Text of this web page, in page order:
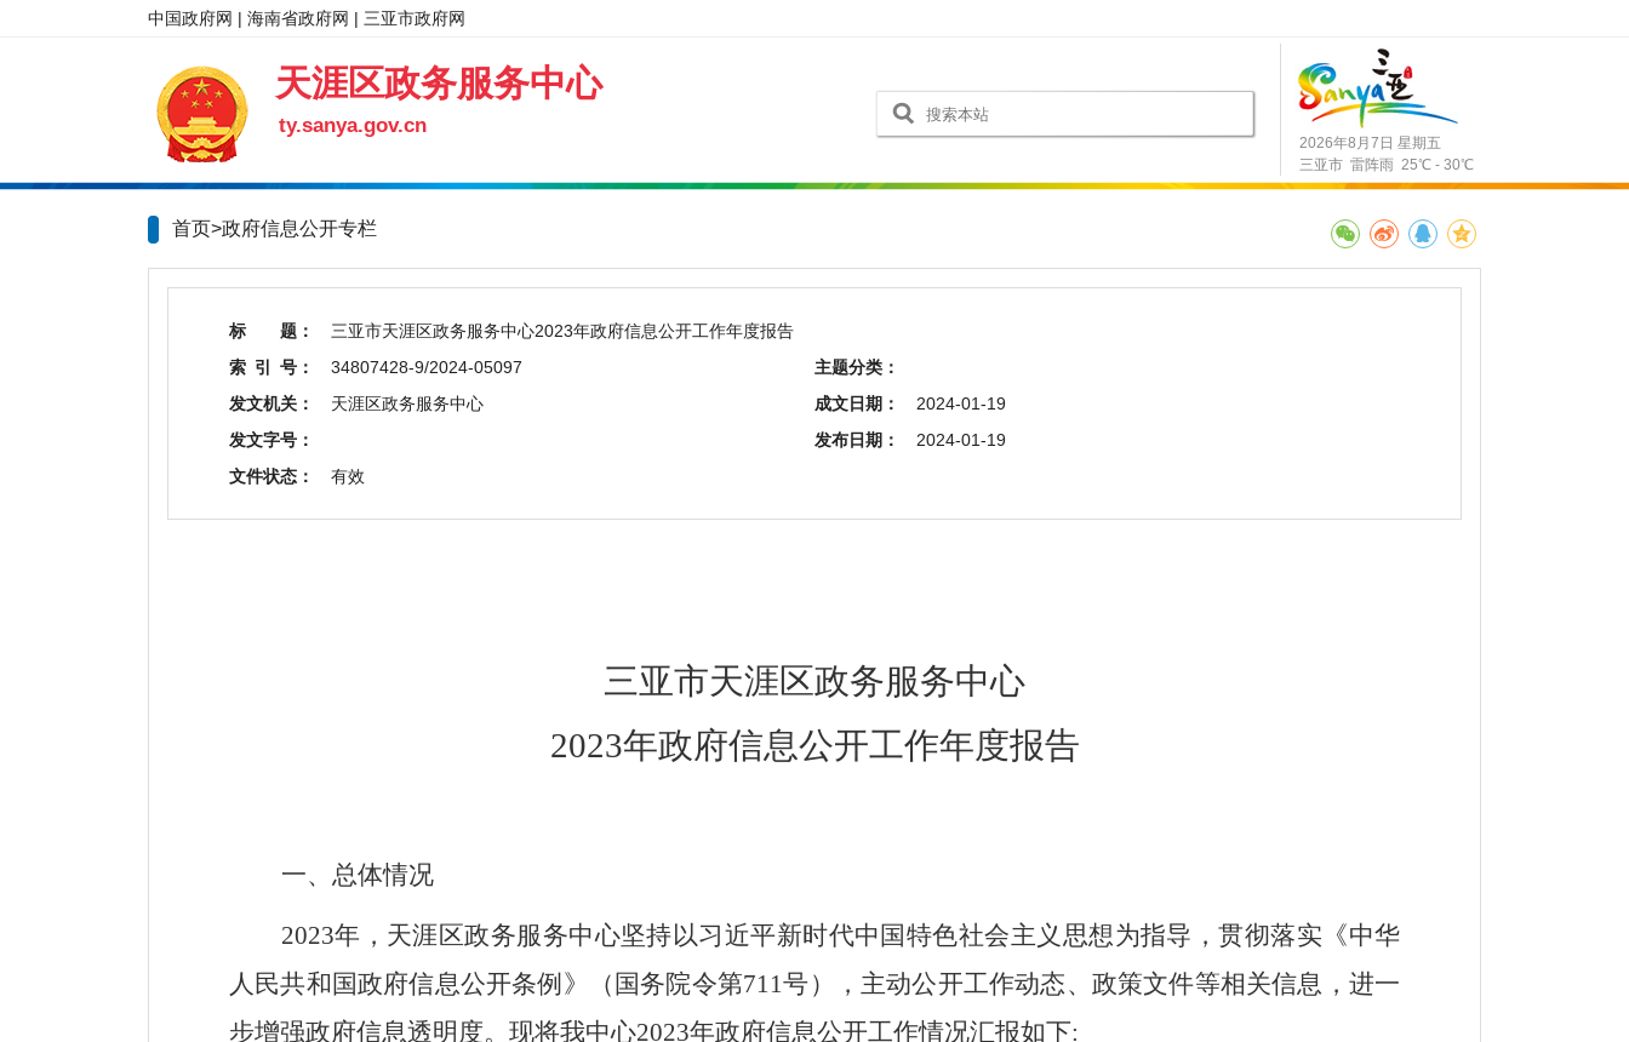
中国政府网 | 海南省政府网 | 三亚市政府网
天涯区政务服务中心
ty.sanya.gov.cn
2026年8月7日 星期五
三亚市 雷阵雨 25℃ - 30℃
首页>政府信息公开专栏
标 题：
三亚市天涯区政务服务中心2023年政府信息公开工作年度报告
索 引 号：
34807428-9/2024-05097
主题分类：
发文机关：
天涯区政务服务中心 成文日期：
2024-01-19
发文字号：
发布日期：
2024-01-19
文件状态：
有效
三亚市天涯区政务服务中心
2023年政府信息公开工作年度报告
一、总体情况
2023年，天涯区政务服务中心坚持以习近平新时代中国特色社会主义思想为指导，贯彻落实《中华
人民共和国政府信息公开条例》（国务院令第711号），主动公开工作动态、政策文件等相关信息，进一
步增强政府信息透明度。现将我中心2023年政府信息公开工作情况汇报如下: